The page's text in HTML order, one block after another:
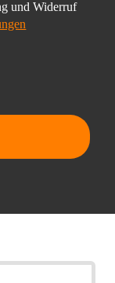
und Widerruf